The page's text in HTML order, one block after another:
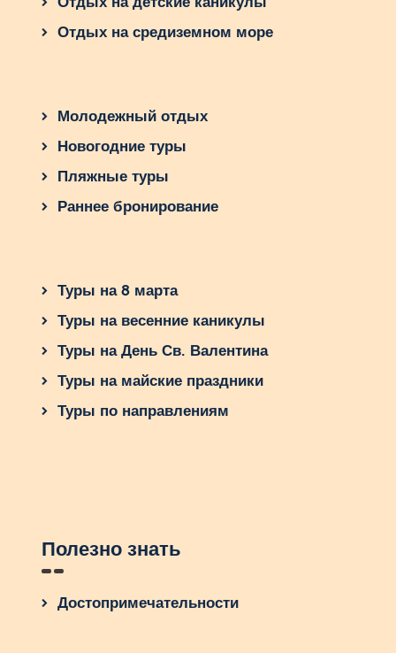
Отдых на средиземном море
Молодежный отдых
Новогодние туры
Пляжные туры
Раннее бронирование
Туры на 8 марта
Туры на весенние каникулы
Туры на День Св. Валентина
Туры на майские праздники
Туры по направлениям
Полезно знать
Достопримечательности